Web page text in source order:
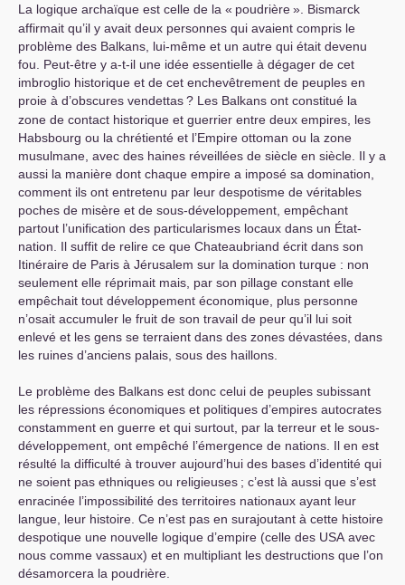
La logique archaïque est celle de la « poudrière». Bismarck
affirmait qu’il y avait deux personnes qui avaient compris le
problème des Balkans, lui-même et un autre qui était devenu
fou. Peut-être y a-t-il une idée essentielle à dégager de cet
imbroglio historique et de cet enchevêtrement de peuples en
proie à d’obscures vendettas? Les Balkans ont constitué la
zone de contact historique et guerrier entre deux empires, les
Habsbourg ou la chrétienté et l’Empire ottoman ou la zone
musulmane, avec des haines réveillées de siècle en siècle. Il y a
aussi la manière dont chaque empire a imposé sa domination,
comment ils ont entretenu par leur despotisme de véritables
poches de misère et de sous-développement, empêchant
partout l’unification des particularismes locaux dans un État-
nation. Il suffit de relire ce que Chateaubriand écrit dans son
Itinéraire de Paris à Jérusalem sur la domination turque : non
seulement elle réprimait mais, par son pillage constant elle
empêchait tout développement économique, plus personne
n’osait accumuler le fruit de son travail de peur qu’il lui soit
enlevé et les gens se terraient dans des zones dévastées, dans
les ruines d’anciens palais, sous des haillons.
Le problème des Balkans est donc celui de peuples subissant
les répressions économiques et politiques d’empires autocrates
constamment en guerre et qui surtout, par la terreur et le sous-
développement, ont empêché l’émergence de nations. Il en est
résulté la difficulté à trouver aujourd’hui des bases d’identité qui
ne soient pas ethniques ou religieuses ; c’est là aussi que s’est
enracinée l’impossibilité des territoires nationaux ayant leur
langue, leur histoire. Ce n’est pas en surajoutant à cette histoire
despotique une nouvelle logique d’empire (celle des USA avec
nous comme vassaux) et en multipliant les destructions que l’on
désamorcera la poudrière.